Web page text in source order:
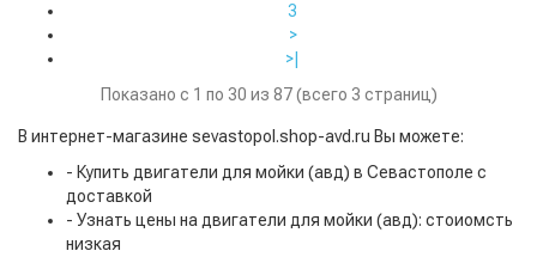
3
>
>|
Показано с 1 по 30 из 87 (всего 3 страниц)
В интернет-магазине sevastopol.shop-avd.ru Вы можете:
- Купить двигатели для мойки (авд) в Севастополе с
доставкой
- Узнать цены на двигатели для мойки (авд): стоиомсть
низкая